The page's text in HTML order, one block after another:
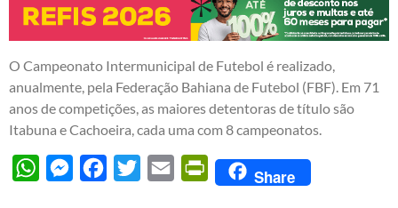
O Campeonato Intermunicipal de Futebol é realizado,
anualmente, pela Federação Bahiana de Futebol (FBF). Em 71
anos de competições, as maiores detentoras de título são
Itabuna e Cachoeira, cada uma com 8 campeonatos.
WhatsAppMessengerFacebook
Twitter Email PrintFriendly
Share